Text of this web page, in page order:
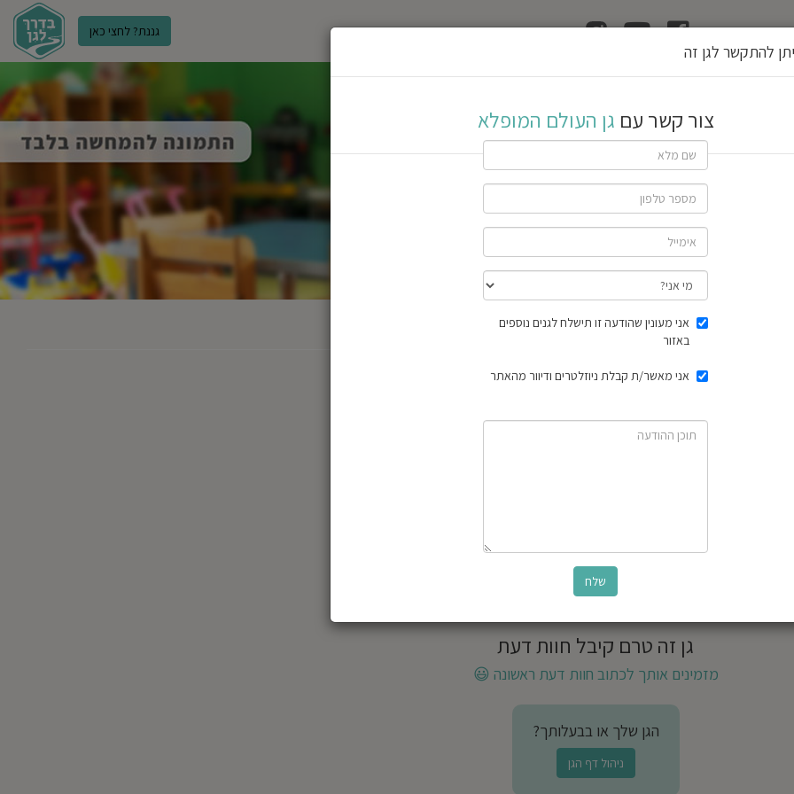
גננת? לחצי כאן
הוצאת רשיון גן
חוות דעת
גן זה טרם קיבל חוות דעת
מזמינים אותך לכתוב חוות דעת ראשונה 😃
הגן שלך או בבעלותך?
ניהול דף הגן
להתקשר לגן זה
צור קשר עם גן העולם המופלא
אני מעונין שהודעה זו תישלח לגנים נוספים
באזור
אני מאשר/ת קבלת ניוזלטרים ודיוור מהאתר